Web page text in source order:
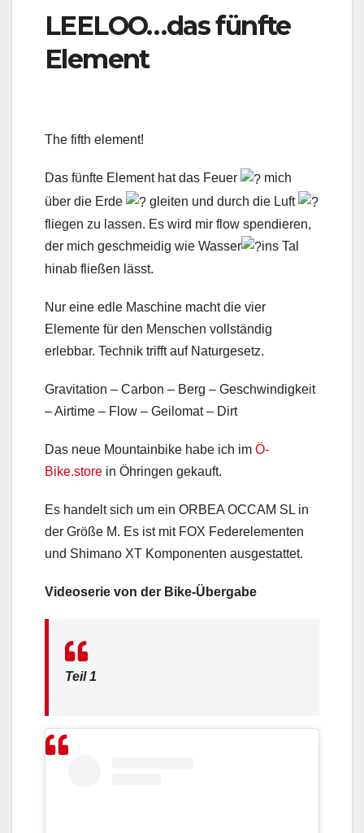
LEELOO…das fünfte
Element
The fifth element!
Das fünfte Element hat das Feuer
mich
über die Erde
gleiten und durch die Luft
fliegen zu lassen. Es wird mir flow spendieren,
der mich geschmeidig wie Wasser
ins Tal
hinab fließen lässt.
Nur eine edle Maschine macht die vier
Elemente für den Menschen vollständig
erlebbar. Technik trifft auf Naturgesetz.
Gravitation – Carbon – Berg – Geschwindigkeit
– Airtime – Flow – Geilomat – Dirt
Das neue Mountainbike habe ich im Ö-
Bike.store in Öhringen gekauft.
Es handelt sich um ein ORBEA OCCAM SL in
der Größe M. Es ist mit FOX Federelementen
und Shimano XT Komponenten ausgestattet.
Videoserie von der Bike-Übergabe
Teil 1